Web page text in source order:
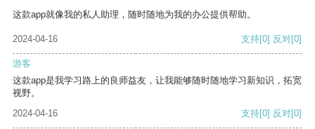
这款app就像我的私人助理，随时随地为我的办公提供帮助。
2024-04-16 支持[0] 反对[0]
游客
这款app是我学习路上的良师益友，让我能够随时随地学习新知识，拓宽
视野。
2024-04-16
支持[0] 反对[0]